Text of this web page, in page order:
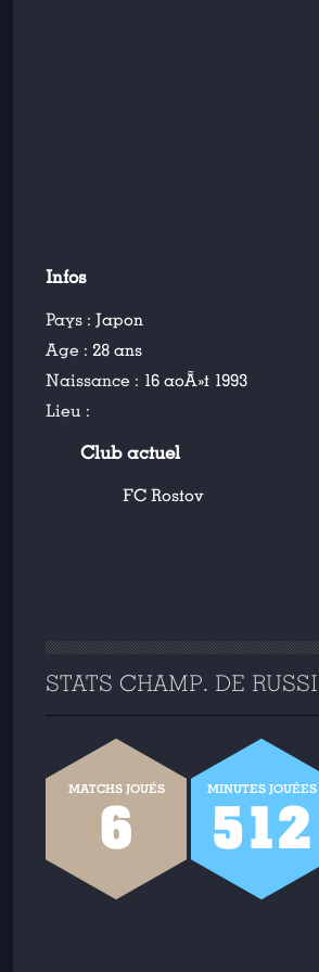
Infos
Pays : Japon
Age : 28 ans
Naissance : 16 aoÃ»t 1993
Lieu :
Club actuel
FC Rostov
STATS CHAMP. DE
MATCHS JOUÉS
6
MINUTES JOUÉES
512